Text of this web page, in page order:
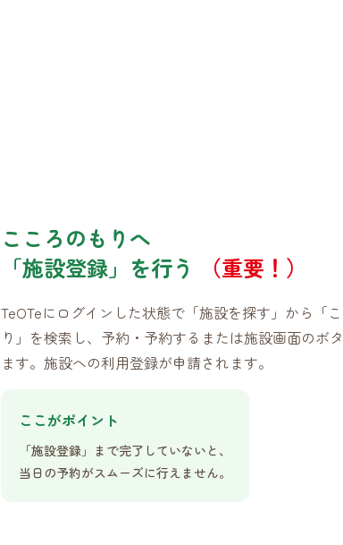
こころのもりへ
「施設登録」を行う
（重要！）
TeOTeにログインした状態で「施設を探す」から「
り」を検索し、予約・予約するまたは施設画面のボ
ます。施設への利用登録が申請されます。
ここがポイント
「施設登録」まで完了していないと、
当日の予約がスムーズに行えません。